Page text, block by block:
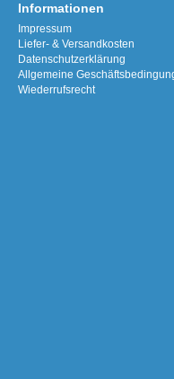
Informationen
Impressum
Liefer- & Versandkosten
Datenschutzerklärung
Allgemeine
Wiederrufsrecht